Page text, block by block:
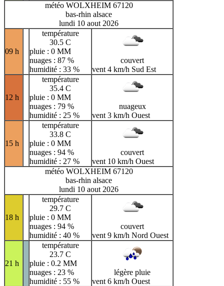
météo WOLXHEIM 67120
bas-rhin alsace
lundi 10 aout 2026
09 h
température
30.5 C
pluie : 0 MM
nuages : 87 %
humidité : 33 %
couvert
vent 4 km/h Sud Est
12 h
température
35.4 C
pluie : 0 MM
nuages : 79 %
humidité : 25 %
nuageux
vent 3 km/h Ouest
15 h
température
33.8 C
pluie : 0 MM
nuages : 94 %
humidité : 27 %
couvert
vent 10 km/h Ouest
météo WOLXHEIM 67120
bas-rhin alsace
lundi 10 aout 2026
18 h
température
29.7 C
pluie : 0 MM
nuages : 94 %
humidité : 40 %
couvert
vent 9 km/h Nord Ouest
21 h
température
23.7 C
pluie : 0.2 MM
nuages : 23 %
humidité : 55 %
légère pluie
vent 6 km/h Ouest